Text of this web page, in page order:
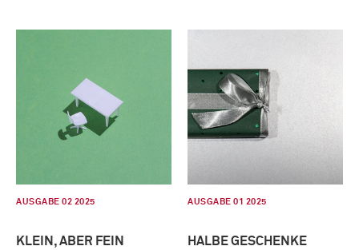
AUSGABE 02 2025
KLEIN, ABER FEIN
AUSGABE 01 2025
HALBE GESCHENKE